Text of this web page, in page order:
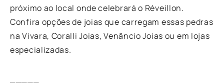
próximo ao local onde celebrará o Réveillon.
Confira opções de joias que carregam essas pedras
na Vivara, Coralli Joias, Venâncio Joias ou em lojas
especializadas.